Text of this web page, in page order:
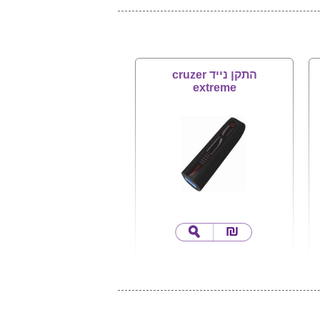
התקן נייד cruzer
extreme